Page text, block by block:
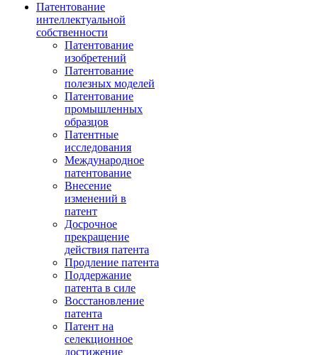
Патентование
интеллектуальной
собственности
Патентование
изобретений
Патентование
полезных моделей
Патентование
промышленных
образцов
Патентные
исследования
Международное
патентование
Внесение
изменений в
патент
Досрочное
прекращение
действия патента
Продление патента
Поддержание
патента в силе
Восстановление
патента
Патент на
селекционное
достижение